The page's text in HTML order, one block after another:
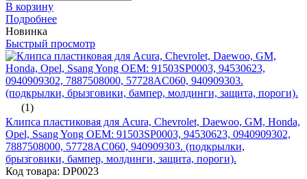
В корзину
Подробнее
Новинка
Быстрый просмотр
(1)
Клипса пластиковая для Acura, Chevrolet, Daewoo, GM, Honda,
Opel, Ssang Yong ОЕМ: 91503SP0003, 94530623, 0940909302,
7887508000, 57728AC060, 940909303. (подкрылки,
брызговики, бампер, молдинги, защита, пороги).
Код товара: DP0023